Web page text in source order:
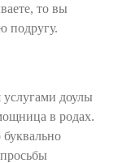
то вы
подругу.
услугами доулы
в родах.
буквально